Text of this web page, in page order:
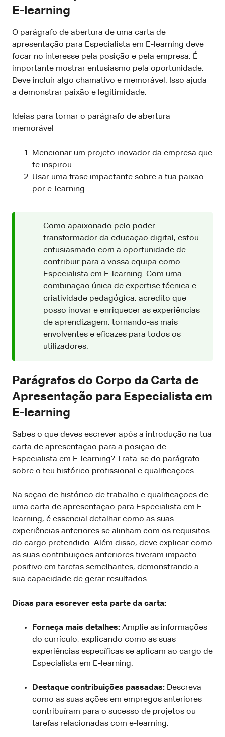
E-learning
O parágrafo de abertura de uma carta de
apresentação para Especialista em E-learning deve
focar no interesse pela posição e pela empresa. É
importante mostrar entusiasmo pela oportunidade.
Deve incluir algo chamativo e memorável. Isso ajuda
a demonstrar paixão e legitimidade.
Ideias para tornar o parágrafo de abertura
memorável
Mencionar um projeto inovador da empresa que
te inspirou.
Usar uma frase impactante sobre a tua paixão
por e-learning.
Como apaixonado pelo poder
transformador da educação digital, estou
entusiasmado com a oportunidade de
contribuir para a vossa equipa como
Especialista em E-learning. Com uma
combinação única de expertise técnica e
criatividade pedagógica, acredito que
posso inovar e enriquecer as experiências
de aprendizagem, tornando-as mais
envolventes e eficazes para todos os
utilizadores.
Parágrafos do Corpo da Carta de
Apresentação para Especialista em
E-learning
Sabes o que deves escrever após a introdução na tua
carta de apresentação para a posição de
Especialista em E-learning? Trata-se do parágrafo
sobre o teu histórico profissional e qualificações.
Na seção de histórico de trabalho e qualificações de
uma carta de apresentação para Especialista em E-
learning, é essencial detalhar como as suas
experiências anteriores se alinham com os requisitos
do cargo pretendido. Além disso, deve explicar como
as suas contribuições anteriores tiveram impacto
positivo em tarefas semelhantes, demonstrando a
sua capacidade de gerar resultados.
Dicas para escrever esta parte da carta:
Forneça mais detalhes: Amplie as informações
do currículo, explicando como as suas
experiências específicas se aplicam ao cargo de
Especialista em E-learning.
Destaque contribuições passadas: Descreva
como as suas ações em empregos anteriores
contribuíram para o sucesso de projetos ou
tarefas relacionadas com e-learning.